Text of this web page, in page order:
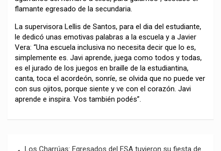
flamante egresado de la secundaria.
La supervisora Lellis de Santos, para el dia del estudiante,
le dedicó unas emotivas palabras a la escuela y a Javier
Vera: “Una escuela inclusiva no necesita decir que lo es,
simplemente es. Javi aprende, juega como todos y todas,
es el jurado de los juegos en braille de la estudiantina,
canta, toca el acordeón, sonríe, se olvida que no puede ver
con sus ojitos, porque siente y ve con el corazón. Javi
aprende e inspira. Vos también podés”.